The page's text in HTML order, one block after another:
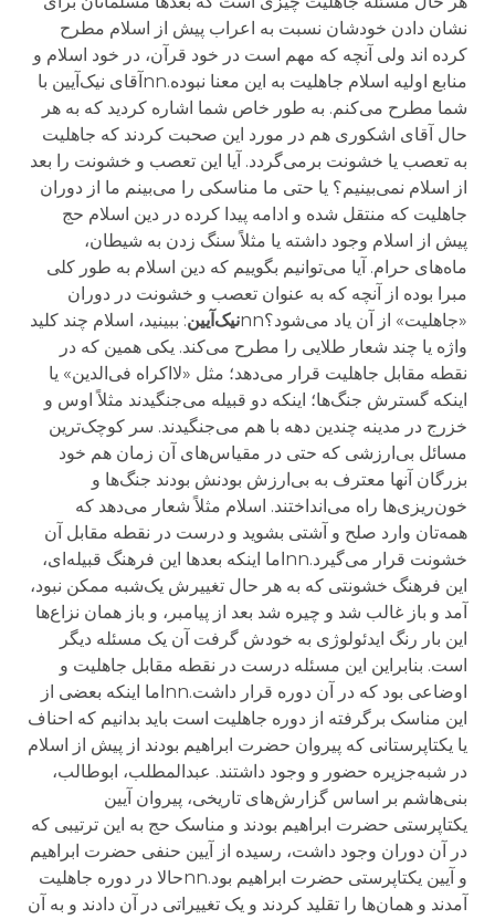
نشان دادن خودشان نسبت به اعراب پیش از اسلام مطرح
کرده اند ولی آنچه که مهم است در خود قرآن، در خود اسلام و
منابع اولیه اسلام جاهلیت به این معنا نبوده.nnآقای نیک‌آیین با
شما مطرح می‌کنم. به طور خاص شما اشاره کردید که به هر
حال آقای اشکوری هم در مورد این صحبت کردند که جاهلیت
به تعصب یا خشونت برمی‌گردد. آیا این تعصب و خشونت را بعد
از اسلام نمی‌بینیم؟ یا حتی ما مناسکی را می‌بینم ما از دوران
جاهلیت که منتقل شده و ادامه پیدا کرده در دین اسلام حج
پیش از اسلام وجود داشته یا مثلاً سنگ زدن به شیطان،
ماه‌های حرام. آیا می‌توانیم بگوییم که دین اسلام به طور کلی
مبرا بوده از آنچه که به عنوان تعصب و خشونت در دوران
«جاهلیت» از آن یاد می‌شود؟nn
نیک‌آیین: ببینید، اسلام چند کلید
واژه یا چند شعار طلایی را مطرح می‌کند. یکی همین که در
نقطه مقابل جاهلیت قرار می‌دهد؛ مثل «لااکراه فی‌الدین» یا
اینکه گسترش جنگ‌ها؛ اینکه دو قبیله می‌جنگیدند مثلاً اوس و
خزرج در مدینه چندین دهه با هم می‌جنگیدند. سر کوچک‌ترین
مسائل بی‌ارزشی که حتی در مقیاس‌های آن زمان هم خود
بزرگان آنها معترف به بی‌ارزش بودنش بودند جنگ‌ها و
خون‌ریزی‌ها راه می‌انداختند. اسلام مثلاً شعار می‌دهد که
همه‌تان وارد صلح و آشتی بشوید و درست در نقطه مقابل آن
خشونت قرار می‌گیرد.nnاما اینکه بعدها این فرهنگ قبیله‌ای،
این فرهنگ خشونتی که به هر حال تغییرش یک‌شبه ممکن نبود،
آمد و باز غالب شد و چیره شد بعد از پیامبر، و باز همان نزاع‌ها
این بار رنگ ایدئولوژی به خودش گرفت آن یک مسئله دیگر
است. بنابراین این مسئله درست در نقطه مقابل جاهلیت و
اوضاعی بود که در آن دوره قرار داشت.nnاما اینکه بعضی از
این مناسک برگرفته از دوره جاهلیت است باید بدانیم که احناف
یا یکتاپرستانی که پیروان حضرت ابراهیم بودند از پیش از اسلام
در شبه‌جزیره حضور و وجود داشتند. عبدالمطلب، ابوطالب،
بنی‌هاشم بر اساس گزارش‌های تاریخی، پیروان آیین
یکتاپرستی حضرت ابراهیم بودند و مناسک حج به این ترتیبی که
در آن دوران وجود داشت، رسیده از آیین حنفی حضرت ابراهیم
و آیین یکتاپرستی حضرت ابراهیم بود.nnحالا در دوره جاهلیت
آمدند و همان‌ها را تقلید کردند و یک تغییراتی در آن دادند و به آن